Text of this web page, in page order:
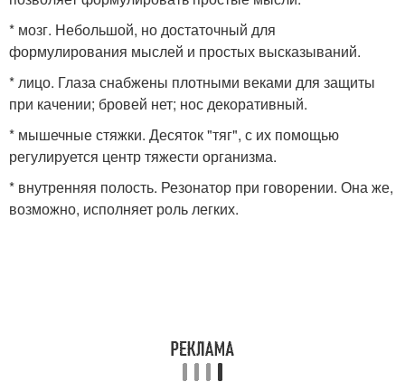
* мозг. Небольшой, но достаточный для
формулирования мыслей и простых высказываний.
* лицо. Глаза снабжены плотными веками для защиты
при качении; бровей нет; нос декоративный.
* мышечные стяжки. Десяток "тяг", с их помощью
регулируется центр тяжести организма.
* внутренняя полость. Резонатор при говорении. Она же,
возможно, исполняет роль легких.